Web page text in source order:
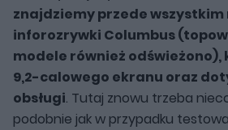
znajdziemy przede wszystkim
inforozrywki Columbus
modele również odświeżono),
9,2-calowego ekranu oraz
obsługi. Tutaj znowu trzeba
podobnie jak w przypadku